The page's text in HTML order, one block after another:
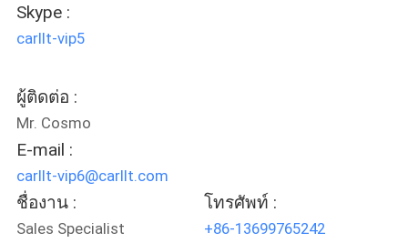
Skype :
carllt-vip5
ผู้ติดต่อ :
Mr. Cosmo
E-mail :
carllt-vip6@carllt.com
ชื่องาน :
Sales Specialist
โทรศัพท์ :
+86-13699765242